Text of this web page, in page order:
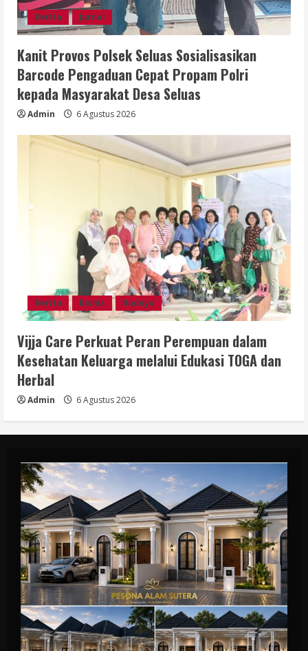
Berita Jurnal
Kanit Provos Polsek Seluas Sosialisasikan
Barcode Pengaduan Cepat Propam Polri
kepada Masyarakat Desa Seluas
Admin 6 Agustus 2026
Berita Bisnis Budaya
Vijja Care Perkuat Peran Perempuan dalam
Kesehatan Keluarga melalui Edukasi TOGA dan
Herbal
Admin 6 Agustus 2026